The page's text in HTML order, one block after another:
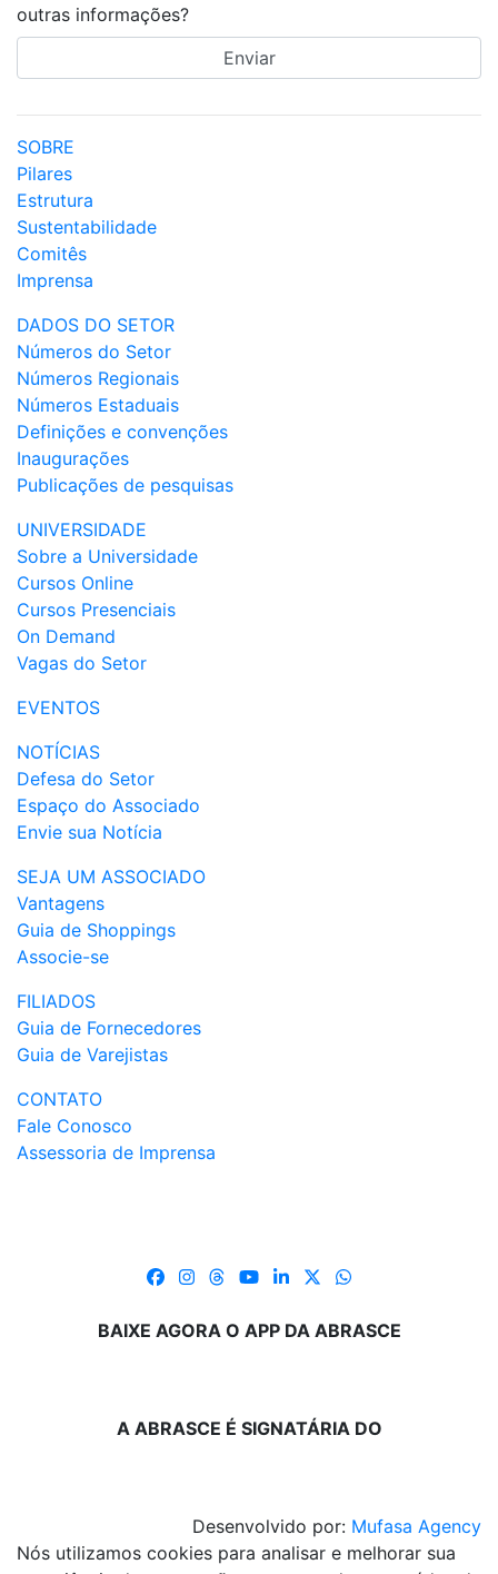
outras informações?
SOBRE
Pilares
Estrutura
Sustentabilidade
Comitês
Imprensa
DADOS DO SETOR
Números do Setor
Números Regionais
Números Estaduais
Definições e convenções
Inaugurações
Publicações de pesquisas
UNIVERSIDADE
Sobre a Universidade
Cursos Online
Cursos Presenciais
On Demand
Vagas do Setor
EVENTOS
NOTÍCIAS
Defesa do Setor
Espaço do Associado
Envie sua Notícia
SEJA UM ASSOCIADO
Vantagens
Guia de Shoppings
Associe-se
FILIADOS
Guia de Fornecedores
Guia de Varejistas
CONTATO
Fale Conosco
Assessoria de Imprensa
BAIXE AGORA O APP DA ABRASCE
A ABRASCE É SIGNATÁRIA DO
Desenvolvido por: Mufasa Agency
Nós utilizamos cookies para analisar e melhorar sua